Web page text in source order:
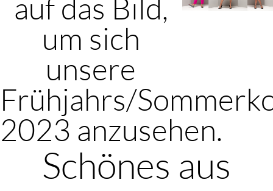
auf das Bild,
um sich
unsere
Frühjahrs/
2023 anzusehen.
Schönes aus